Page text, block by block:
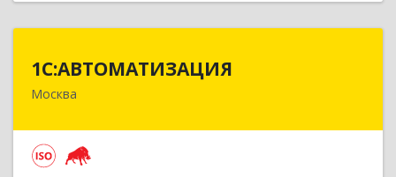
1С:АВТОМАТИЗАЦИЯ
Москва111024, Москва г, Энтузиастов 1-я ул, дом №